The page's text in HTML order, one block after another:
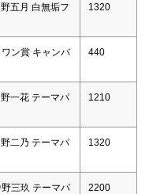
五月 白無垢フ
1320
ン賞 キャンバ
440
一花 テーマパ
1210
二乃 テーマパ
1320
三玖 テーマパ
2200